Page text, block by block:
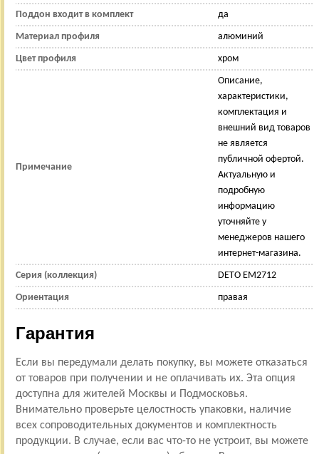
Поддон входит в комплект да
Материал профиля алюминий
Цвет профиля хром
Примечание
Описание,
характеристики,
комплектация и
внешний вид товаров
не является
публичной офертой.
Актуальную и
подробную
информацию
уточняйте у
менеджеров нашего
интернет-магазина.
Серия (коллекция) DETO ЕМ2712
Ориентация правая
Гарантия
Если вы передумали делать покупку, вы можете отказаться
от товаров при получении и не оплачивать их. Эта опция
доступна для жителей Москвы и Подмосковья.
Внимательно проверьте целостность упаковки, наличие
всех сопроводительных документов и комплектность
продукции. В случае, если вас что-то не устроит, вы можете